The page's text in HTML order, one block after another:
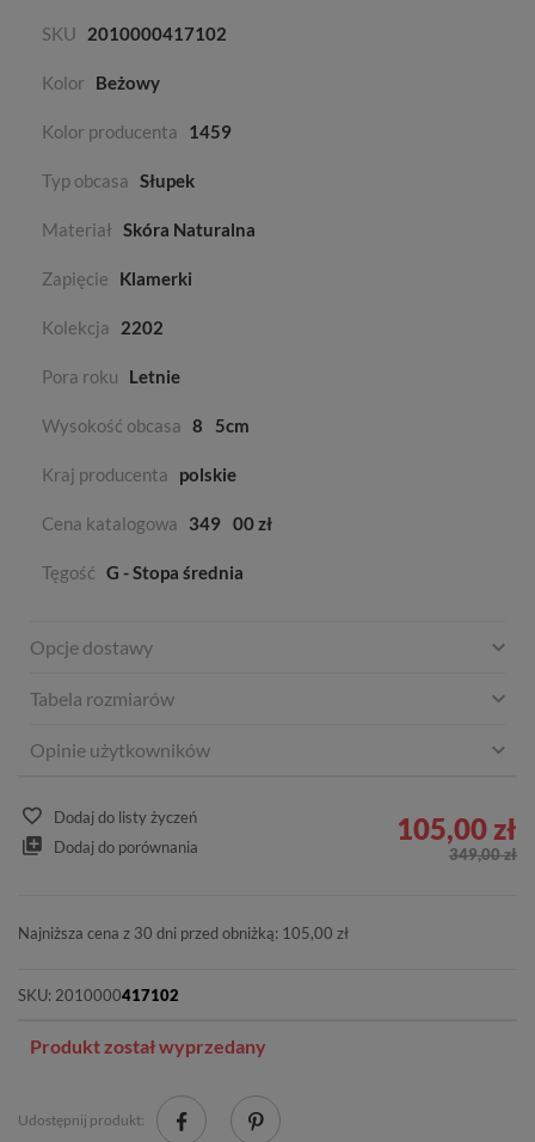
SKU 2010000417102
Kolor Beżowy
Kolor producenta 1459
Typ obcasa Słupek
Materiał Skóra Naturalna
Zapięcie Klamerki
Kolekcja 2202
Pora roku Letnie
Wysokość obcasa 8 5cm
Kraj producenta polskie
Cena katalogowa 349 00 zł
Tęgość G - Stopa średnia
Opcje dostawy
Tabela rozmiarów
Opinie użytkowników
Dodaj do listy życzeń
Dodaj do porównania
105,00 zł
349,00 zł
Najniższa cena z 30 dni przed obniżką: 105,00 zł
SKU: 2010000417102
Produkt został wyprzedany
Udostępnij produkt: